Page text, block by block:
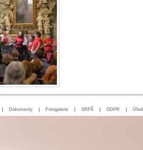
Dokumenty Fotogalerie SRPŠ GDPR